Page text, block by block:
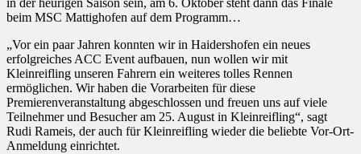
in der heurigen Saison sein, am 6. Oktober steht dann das Finale
beim MSC Mattighofen auf dem Programm…
„Vor ein paar Jahren konnten wir in Haidershofen ein neues
erfolgreiches ACC Event aufbauen, nun wollen wir mit
Kleinreifling unseren Fahrern ein weiteres tolles Rennen
ermöglichen. Wir haben die Vorarbeiten für diese
Premierenveranstaltung abgeschlossen und freuen uns auf viele
Teilnehmer und Besucher am 25. August in Kleinreifling“, sagt
Rudi Rameis, der auch für Kleinreifling wieder die beliebte Vor-Ort-
Anmeldung einrichtet.